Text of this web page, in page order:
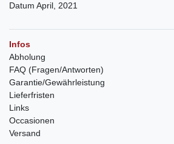
Datum April, 2021
Infos
Abholung
FAQ (Fragen/Antworten)
Garantie/Gewährleistung
Lieferfristen
Links
Occasionen
Versand